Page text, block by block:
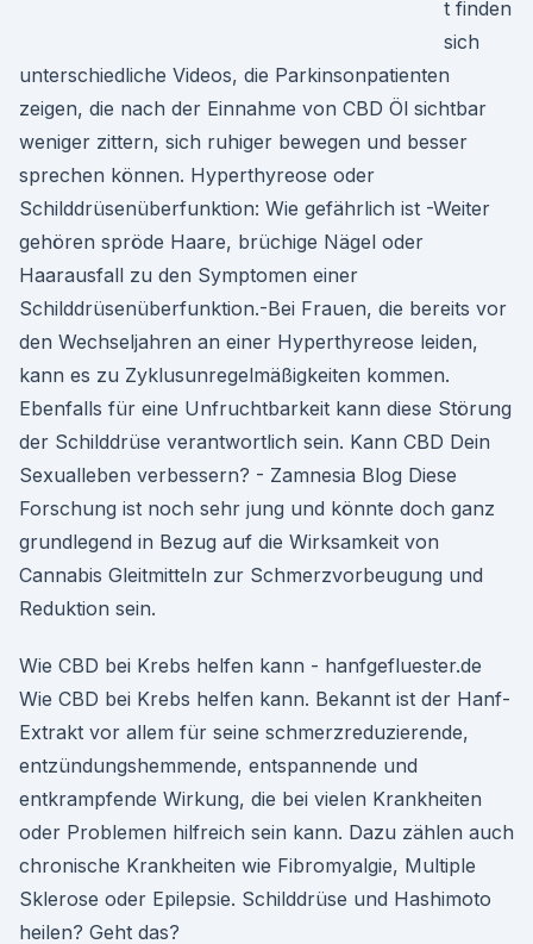
t finden
sich
unterschiedliche Videos, die Parkinsonpatienten
zeigen, die nach der Einnahme von CBD Öl sichtbar
weniger zittern, sich ruhiger bewegen und besser
sprechen können. Hyperthyreose oder
Schilddrüsenüberfunktion: Wie gefährlich ist -Weiter
gehören spröde Haare, brüchige Nägel oder
Haarausfall zu den Symptomen einer
Schilddrüsenüberfunktion.-Bei Frauen, die bereits vor
den Wechseljahren an einer Hyperthyreose leiden,
kann es zu Zyklusunregelmäßigkeiten kommen.
Ebenfalls für eine Unfruchtbarkeit kann diese Störung
der Schilddrüse verantwortlich sein. Kann CBD Dein
Sexualleben verbessern? - Zamnesia Blog Diese
Forschung ist noch sehr jung und könnte doch ganz
grundlegend in Bezug auf die Wirksamkeit von
Cannabis Gleitmitteln zur Schmerzvorbeugung und
Reduktion sein.
Wie CBD bei Krebs helfen kann - hanfgefluester.de
Wie CBD bei Krebs helfen kann. Bekannt ist der Hanf-
Extrakt vor allem für seine schmerzreduzierende,
entzündungshemmende, entspannende und
entkrampfende Wirkung, die bei vielen Krankheiten
oder Problemen hilfreich sein kann. Dazu zählen auch
chronische Krankheiten wie Fibromyalgie, Multiple
Sklerose oder Epilepsie. Schilddrüse und Hashimoto
heilen? Geht das?